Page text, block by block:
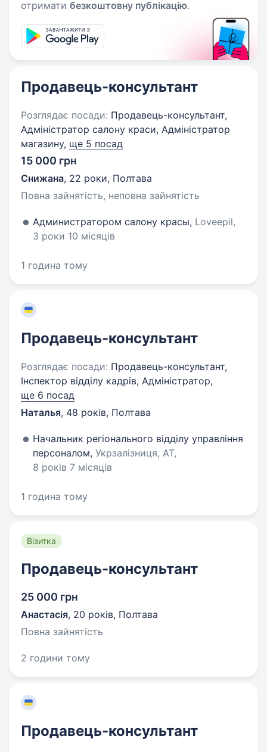
отримати безкоштовну публікацію.
Продавець-консультант
Розглядає посади: Продавець-консультант,
Адміністратор салону краси, Адміністратор
магазину, ще 5 посад
15 000 грн
Снижана, 22 роки, Полтава
Повна зайнятість, неповна зайнятість
Администратором салону красы, Loveepil,
3 роки 10 місяців
1 година тому
Продавець-консультант
Розглядає посади: Продавець-консультант,
Інспектор відділу кадрів, Адміністратор,
ще 6 посад
Наталья, 48 років, Полтава
Начальник регіонального відділу управління
персоналом, Укрзалізниця, АТ,
8 років 7 місяців
1 година тому
Візитка
Продавець-консультант
25 000 грн
Анастасія, 20 років, Полтава
Повна зайнятість
2 години тому
Продавець-консультант